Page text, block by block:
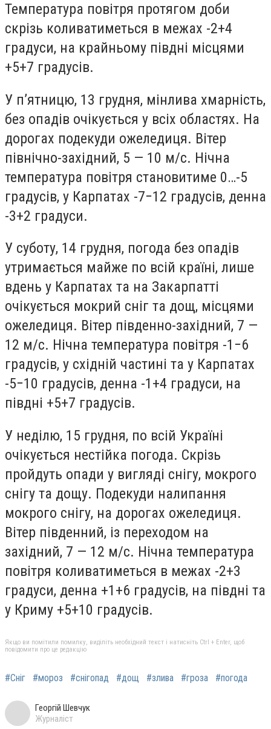
Температура повітря протягом доби
скрізь коливатиметься в межах -2+4
градуси, на крайньому півдні місцями
+5+7 градусів.
У п’ятницю, 13 грудня, мінлива хмарність,
без опадів очікується у всіх областях. На
дорогах подекуди ожеледиця. Вітер
північно-західний, 5 — 10 м/с. Нічна
температура повітря становитиме 0…-5
градусів, у Карпатах -7−12 градусів, денна
-3+2 градуси.
У суботу, 14 грудня, погода без опадів
утримається майже по всій країні, лише
вдень у Карпатах та на Закарпатті
очікується мокрий сніг та дощ, місцями
ожеледиця. Вітер південно-західний, 7 —
12 м/с. Нічна температура повітря -1−6
градусів, у східній частині та у Карпатах
-5−10 градусів, денна -1+4 градуси, на
півдні +5+7 градусів.
У неділю, 15 грудня, по всій Україні
очікується нестійка погода. Скрізь
пройдуть опади у вигляді снігу, мокрого
снігу та дощу. Подекуди налипання
мокрого снігу, на дорогах ожеледиця.
Вітер південний, із переходом на
західний, 7 — 12 м/с. Нічна температура
повітря коливатиметься в межах -2+3
градуси, денна +1+6 градусів, на півдні та
у Криму +5+10 градусів.
Якщо ви помітили помилку, виділіть необхідний текст і натисніть Ctrl + Enter, щоб
повідомити про це редакцію
#Сніг #мороз #снігопад #дощ #злива #гроза #погода
Георгій Шевчук
Журналіст